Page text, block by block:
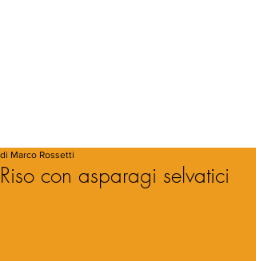
Riso con asparagi selvatici
di Marco Rossetti